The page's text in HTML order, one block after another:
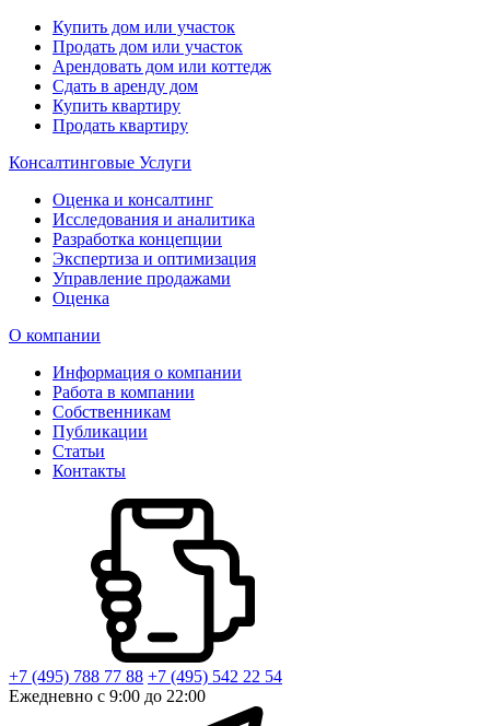
Купить дом или участок
Продать дом или участок
Арендовать дом или коттедж
Сдать в аренду дом
Купить квартиру
Продать квартиру
Консалтинговые Услуги
Оценка и консалтинг
Исследования и аналитика
Разработка концепции
Экспертиза и оптимизация
Управление продажами
Оценка
О компании
Информация о компании
Работа в компании
Собственникам
Публикации
Статьи
Контакты
+7 (495) 788 77 88 +7 (495) 542 22 54
Ежедневно с 9:00 до 22:00